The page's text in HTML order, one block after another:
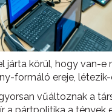
járta körül, hogy van-
formáló ereje,
vűáltoznak a